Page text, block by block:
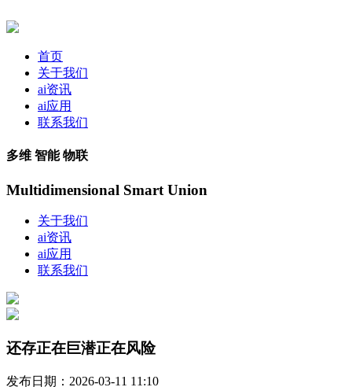
首页
关于我们
ai资讯
ai应用
联系我们
多维 智能 物联
Multidimensional Smart Union
关于我们
ai资讯
ai应用
联系我们
还存正在巨潜正在风险
发布日期：2026-03-11 11:10